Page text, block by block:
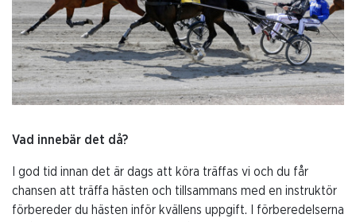
Vad innebär det då?
I god tid innan det är dags att köra träffas vi och du får
chansen att träffa hästen och tillsammans med en instruktör
förbereder du hästen inför kvällens uppgift. I förberedelserna